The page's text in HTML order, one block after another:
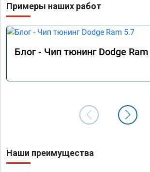
Примеры наших работ
Блог - Чип тюнинг Dodge
Наши преимущества